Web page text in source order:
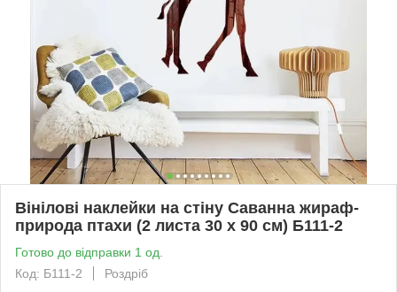
Вінілові наклейки на стіну Саванна жираф-
природа птахи (2 листа 30 х 90 см) Б111-2
Готово до відправки 1 од.
Код: Б111-2
Роздріб